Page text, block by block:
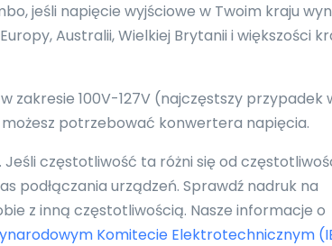
jeśli napięcie wyjściowe w Twoim kraju
Australii, Wielkiej Brytanii i większości
100V-127V (najczęstszy przypadek
możesz potrzebować konwertera napięcia.
częstotliwość ta różni się od
podłączania urządzeń. Sprawdź nadruk na
z inną częstotliwością. Nasze informacje o
Komitecie Elektrotechnicznym